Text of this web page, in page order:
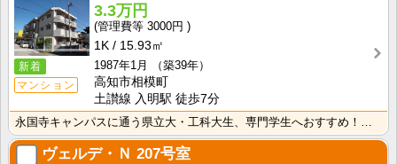
新着
マンション
3.3万円
3000円
1K
15.93㎡
1987年1月
（築39年）
高知市相模町
土讃線 入明駅 徒歩7分
永国寺キャンパスに通う県立大・工科大生、専門学生へおすすめ！コンビニ・スーパー徒歩圏内！敷金・礼金な･･･
ヴェルデ・Ｎ 207号室